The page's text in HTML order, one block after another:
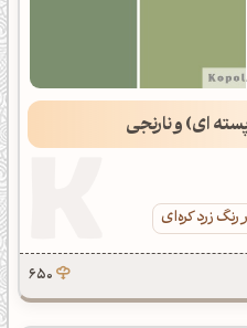
ای) و نارنجی
رنگ زرد کره‌ای
650